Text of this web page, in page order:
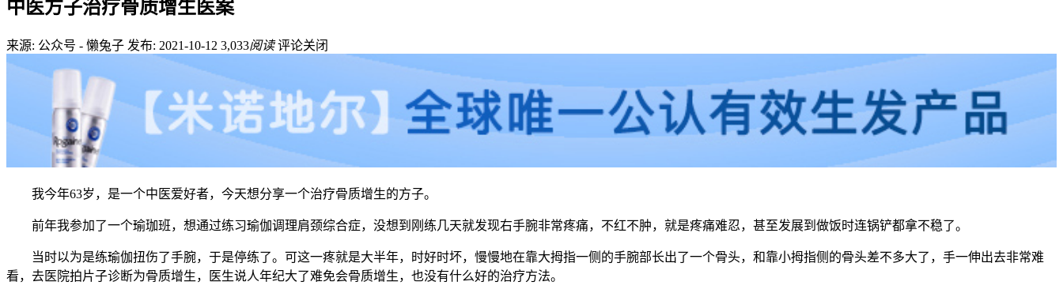
中医方子治疗骨质增生医案
来源: 公众号 - 懒兔子 发布: 2021-10-12 3,033阅读 评论关闭
我今年63岁，是一个中医爱好者，今天想分享一个治疗骨质增生的方子。
前年我参加了一个瑜珈班，想通过练习瑜伽调理肩颈综合症，没想到刚练几天就发现右手腕非常疼痛，不红不肿，就是疼痛难忍，甚至发展到做饭时连锅铲都拿不稳了。
当时以为是练瑜伽扭伤了手腕，于是停练了。可这一疼就是大半年，时好时坏，慢慢地在靠大拇指一侧的手腕部长出了一个骨头，和靠小拇指侧的骨头差不多大了，手一伸出去非常难
看，去医院拍片子诊断为骨质增生，医生说人年纪大了难免会骨质增生，也没有什么好的治疗方法。